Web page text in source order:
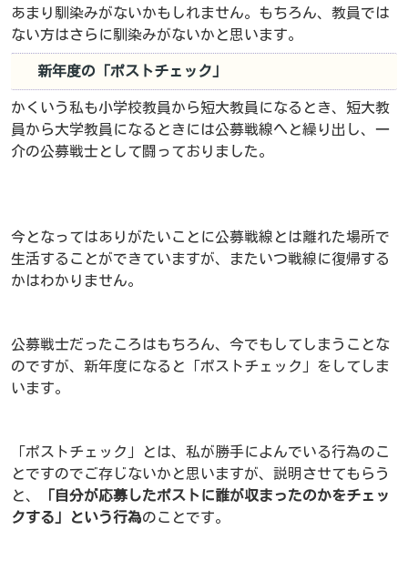
あまり馴染みがないかもしれません。もちろん、教員では
ない方はさらに馴染みがないかと思います。
新年度の「ポストチェック」
かくいう私も小学校教員から短大教員になるとき、短大教
員から大学教員になるときには公募戦線へと繰り出し、一
介の公募戦士として闘っておりました。
今となってはありがたいことに公募戦線とは離れた場所で
生活することができていますが、またいつ戦線に復帰する
かはわかりません。
公募戦士だったころはもちろん、今でもしてしまうことな
のですが、新年度になると「ポストチェック」をしてしま
います。
「ポストチェック」とは、私が勝手によんでいる行為のこ
とですのでご存じないかと思いますが、説明させてもらう
と、
「自分が応募したポストに誰が収まったのかをチェッ
クする」という行為のことです。